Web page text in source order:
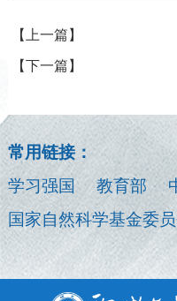
【上一篇】
【下一篇】
常用链接：
学习强国
教育部
国家自然科学基金委